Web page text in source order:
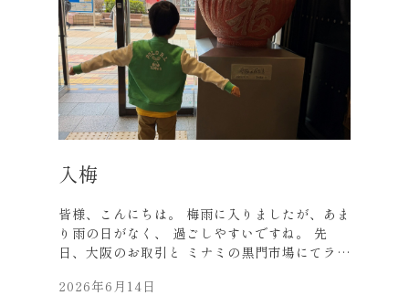
の趣向を凝らした美味しい料理は、 驚きの連続
でした。 （料理の説明は省きます・・・） 素
朴な感じの優しい料理の数々、、、。 でも味が
深い、、、。 流行っているのが納得です。 マ
スターの楽しそうに調理しているのが 印象的で
した。 （もちろん仕込みが大変なのは承知して
います） この仕事に対する姿勢、丁寧さ、 見
習わなければと思いました。 人間ドックの数
値、こちらの「あん肝」の影響で、 少し高めで
した（苦笑） それでは、梅雨に負けないよう、
越しの際は、 是非弊社にお立ち寄りください。
入梅
皆様、こんにちは。 梅雨に入りましたが、あま
り雨の日がなく、 過ごしやすいですね。 先
日、大阪のお取引と ミナミの黒門市場にてラン
あり、 名前は付近のお寺の門が 黒かったこと
2026年6月14日